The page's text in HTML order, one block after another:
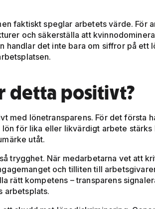
faktiskt speglar arbetets värde. För
och säkerställa att
handlar det inte bara om siffror på ett
detta positivt?
med lönetransparens. För det första
för lika eller likvärdigt arbete stärks
utåt.
trygghet. När medarbetarna vet att
och tilliten till
rätt kompetens – transparens
arbetsplats.